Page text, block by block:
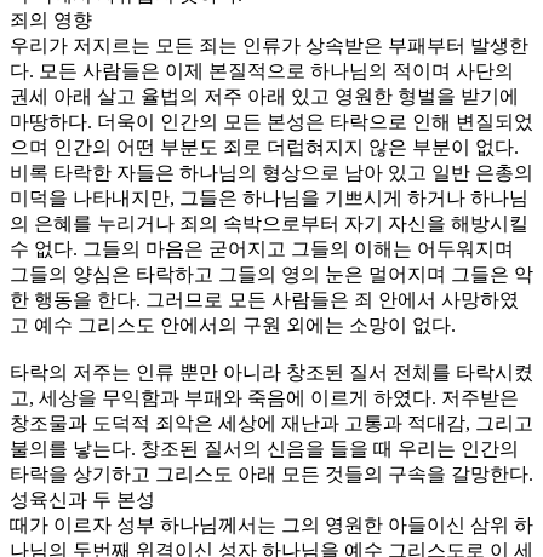
죄의 영향
우리가 저지르는 모든 죄는 인류가 상속받은 부패부터 발생한
다. 모든 사람들은 이제 본질적으로 하나님의 적이며 사단의
권세 아래 살고 율법의 저주 아래 있고 영원한 형벌을 받기에
마땅하다. 더욱이 인간의 모든 본성은 타락으로 인해 변질되었
으며 인간의 어떤 부분도 죄로 더럽혀지지 않은 부분이 없다.
비록 타락한 자들은 하나님의 형상으로 남아 있고 일반 은총의
미덕을 나타내지만, 그들은 하나님을 기쁘시게 하거나 하나님
의 은혜를 누리거나 죄의 속박으로부터 자기 자신을 해방시킬
수 없다. 그들의 마음은 굳어지고 그들의 이해는 어두워지며
그들의 양심은 타락하고 그들의 영의 눈은 멀어지며 그들은 악
한 행동을 한다. 그러므로 모든 사람들은 죄 안에서 사망하였
고 예수 그리스도 안에서의 구원 외에는 소망이 없다.
타락의 저주는 인류 뿐만 아니라 창조된 질서 전체를 타락시켰
고, 세상을 무익함과 부패와 죽음에 이르게 하였다. 저주받은
창조물과 도덕적 죄악은 세상에 재난과 고통과 적대감, 그리고
불의를 낳는다. 창조된 질서의 신음을 들을 때 우리는 인간의
타락을 상기하고 그리스도 아래 모든 것들의 구속을 갈망한다.
성육신과 두 본성
때가 이르자 성부 하나님께서는 그의 영원한 아들이신 삼위 하
나님의 두번째 위격이신 성자 하나님을 예수 그리스도로 이 세